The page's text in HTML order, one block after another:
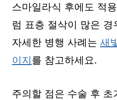
스마일라식 후에도 적
럼 표층 절삭이 많은 경
자세한 병행 사례는 새
이지를 참고하세요.
주의할 점은 수술 후 초